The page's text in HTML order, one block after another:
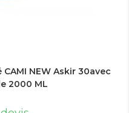
NEW Askir 30avec
2000 ML